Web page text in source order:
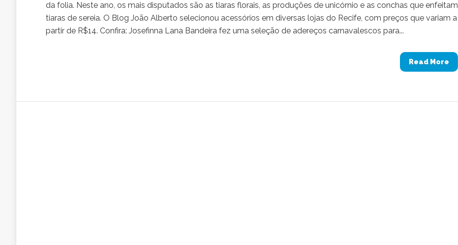
da folia. Neste ano, os mais disputados são as tiaras florais, as produções de unicórnio e as conchas que enfeitam
tiaras de sereia. O Blog João Alberto selecionou acessórios em diversas lojas do Recife, com preços que variam a
partir de R$14. Confira: Josefinna Lana Bandeira fez uma seleção de adereços carnavalescos para...
Read More